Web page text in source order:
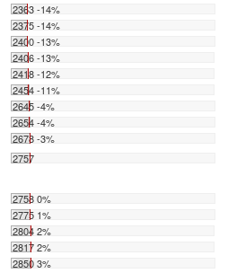
2363 -14%
2375 -14%
2400 -13%
2406 -13%
2418 -12%
2454 -11%
2645 -4%
2654 -4%
2678 -3%
2757
2758 0%
2775 1%
2804 2%
2817 2%
2850 3%